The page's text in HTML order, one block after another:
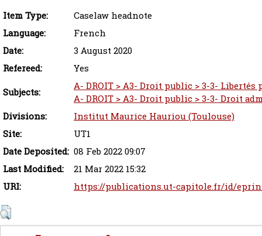
Item Type:
Caselaw headnote
Language:
French
Date:
3 August 2020
Refereed:
Yes
Subjects:
A- DROIT > A3- Droit public > 3-3- Libertés
A- DROIT > A3- Droit public > 3-3- Droit
Divisions:
Institut Maurice Hauriou (Toulouse)
Site:
UT1
Date Deposited: 08 Feb 2022 09:07
Last Modified:
21 Mar 2022 15:32
URI:
https://publications.ut-capitole.fr/id/